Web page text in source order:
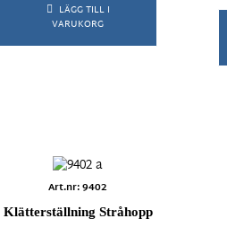
LÄGG TILL I
VARUKORG
Art.nr: 9402
Klätterställning Stråhopp